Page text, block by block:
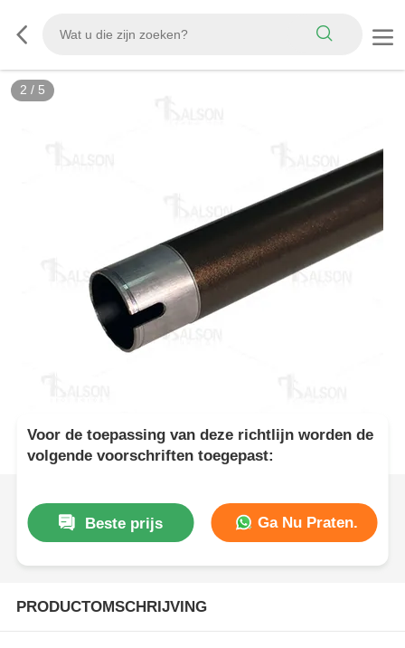
2 / 5
Voor de toepassing van deze richtlijn worden de
volgende voorschriften toegepast:
Beste prijs Ga Nu Praten.
PRODUCTOMSCHRIJVING